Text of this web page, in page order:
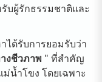
บผู้รักธรรมชาติและ
ได้รับการยอมรับว่า
งชีวภาพ " ที่สำคัญ
น้ำโขง โดยเฉพาะ